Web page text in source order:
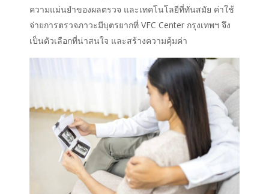
ความแม่นยำของผลตรวจ และเทคโนโลยีที่ทันสมัย ค่าใช้
จ่ายการตรวจภาวะมีบุตรยากที่ VFC Center กรุงเทพฯ จึง
เป็นตัวเลือกที่น่าสนใจ และสร้างความคุ้มค่า